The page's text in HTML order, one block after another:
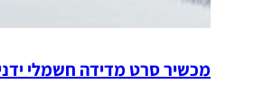
מכשיר סרט מדידה חשמלי ידני